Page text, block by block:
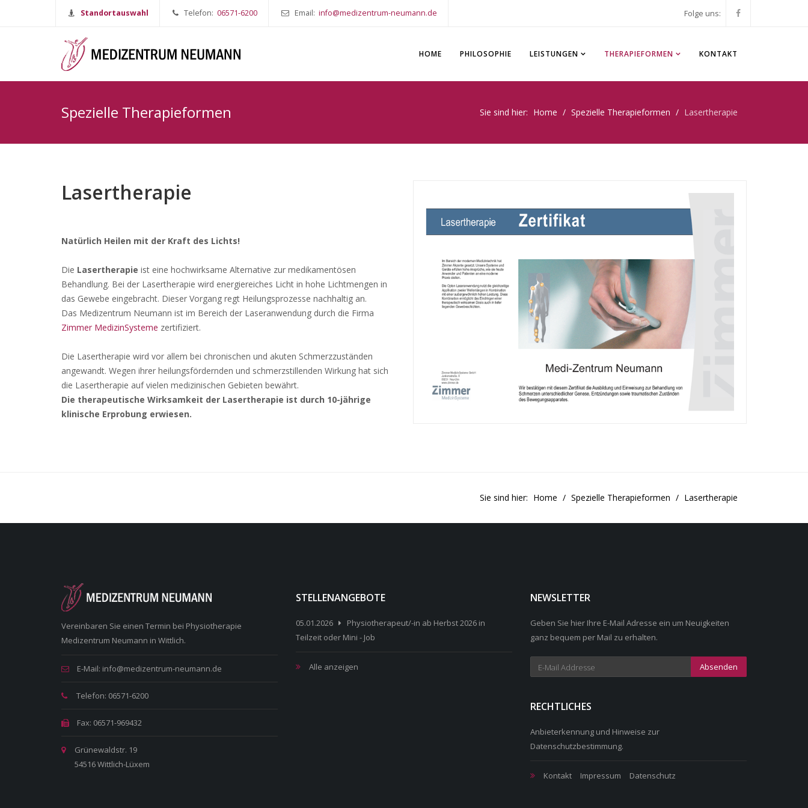
Standortauswahl Telefon: 06571-6200 Email: info@medizentrum-neumann.de Folge uns:
HOME PHILOSOPHIE LEISTUNGEN THERAPIEFORMEN KONTAKT
Spezielle Therapieformen Sie sind hier: Home Spezielle Therapieformen Lasertherapie
Lasertherapie
Natürlich Heilen mit der Kraft des Lichts!
Die Lasertherapie ist eine hochwirksame Alternative zur medikamentösen
Behandlung. Bei der Lasertherapie wird energiereiches Licht in hohe Lichtmengen in
das Gewebe eingebracht. Dieser Vorgang regt Heilungsprozesse nachhaltig an.
Das Medizentrum Neumann ist im Bereich der Laseranwendung durch die Firma
Zimmer MedizinSysteme zertifiziert.
Die Lasertherapie wird vor allem bei chronischen und akuten Schmerzzuständen
angewandt. Wegen ihrer heilungsfördernden und schmerzstillenden Wirkung hat sich
die Lasertherapie auf vielen medizinischen Gebieten bewährt.
Die therapeutische Wirksamkeit der Lasertherapie ist durch 10-jährige
klinische Erprobung erwiesen.
Sie sind hier: Home Spezielle Therapieformen Lasertherapie
Vereinbaren Sie einen Termin bei Physiotherapie
Medizentrum Neumann in Wittlich.
E-Mail: info@medizentrum-neumann.de
Telefon: 06571-6200
Fax: 06571-969432
Grünewaldstr. 19
54516 Wittlich-Lüxem
STELLENANGEBOTE
05.01.2026
Physiotherapeut/-in ab Herbst 2026 in
Teilzeit oder Mini - Job
Alle anzeigen
NEWSLETTER
Geben Sie hier Ihre E-Mail Adresse ein um Neuigkeiten
ganz bequem per Mail zu erhalten.
Absenden
RECHTLICHES
Anbieterkennung und Hinweise zur
Datenschutzbestimmung.
Kontakt Impressum Datenschutz